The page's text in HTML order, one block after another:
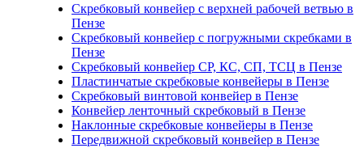
Скребковый конвейер с верхней рабочей ветвью в
Пензе
Скребковый конвейер с погружными скребками в
Пензе
Скребковый конвейер СР, КС, СП, ТСЦ в Пензе
Пластинчатые скребковые конвейеры в Пензе
Скребковый винтовой конвейер в Пензе
Конвейер ленточный скребковый в Пензе
Наклонные скребковые конвейеры в Пензе
Передвижной скребковый конвейер в Пензе